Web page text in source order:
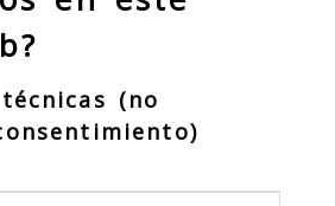
(no